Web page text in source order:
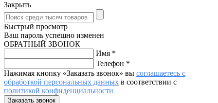
Закрыть
Быстрый просмотр
Ваш пароль успешно изменен
ОБРАТНЫЙ ЗВОНОК
Имя *
Телефон *
Нажимая кнопку «Заказать звонок» вы соглашаетесь с
обработкой персональных данных в соответствии с
политикой конфиденциальности